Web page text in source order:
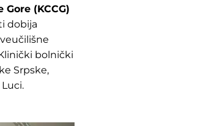
(KCCG)
dobija
bolnički
Srpske,